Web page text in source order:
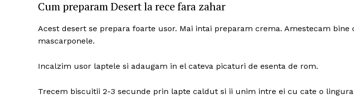
Cum preparam Desert la rece fara zahar
Acest desert se prepara foarte usor. Mai intai preparam crema. Amestecam
mascarponele.
Incalzim usor laptele si adaugam in el cateva picaturi de esenta de rom.
Trecem biscuitii 2-3 secunde prin lapte caldut si ii unim intre ei cu cate o